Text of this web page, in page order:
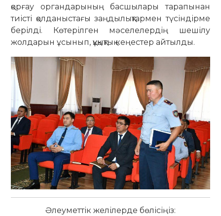
қорғау органдарының басшылары тарапынан
тиісті қолданыстағы заңдылықтармен түсіндірме
берілді. Көтерілген мәселелердің шешілу
жолдарын ұсынып, құқықтық кеңестер айтылды.
Әлеуметтік желілерде бөлісіңіз: